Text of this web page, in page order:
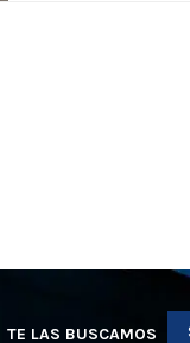
TE LAS BUSCAMOS